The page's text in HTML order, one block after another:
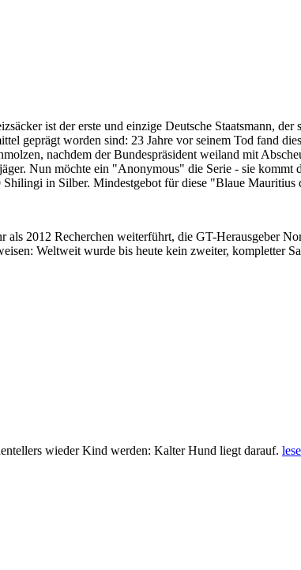
ist der erste und einzige Deutsche Staatsmann, der
geprägt worden sind: 23 Jahre vor seinem Tod fand
nachdem der Bundespräsident weiland mit
Nun möchte ein "Anonymous" die Serie - sie kommt
in Silber. Mindestgebot für diese "Blaue
2012 Recherchen weiterführt, die GT-Herausgeber
Weltweit wurde bis heute kein zweiter, kompletter
wieder Kind werden: Kalter Hund liegt darauf.